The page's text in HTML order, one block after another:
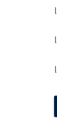
l
l
l